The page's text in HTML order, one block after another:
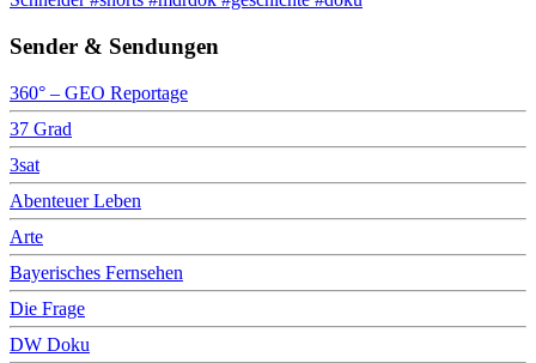
Sender & Sendungen
360° – GEO Reportage
37 Grad
3sat
Abenteuer Leben
Arte
Bayerisches Fernsehen
Die Frage
DW Doku